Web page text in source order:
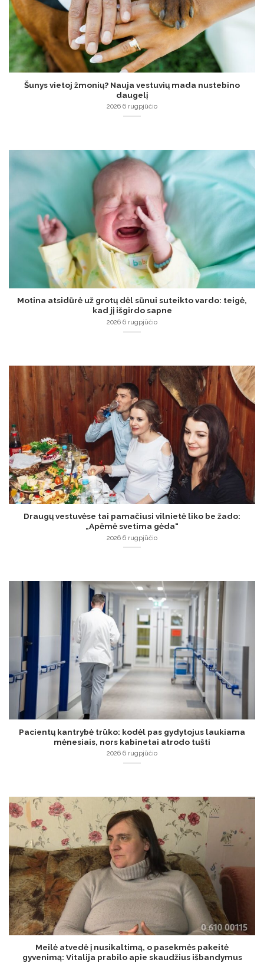
Šunys vietoj žmonių? Nauja vestuvių mada nustebino
daugelį
2026 6 rugpjūčio
Motina atsidūrė už grotų dėl sūnui suteikto vardo: teigė,
kad jį išgirdo sapne
2026 6 rugpjūčio
Draugų vestuvėse tai pamačiusi vilnietė liko be žado:
„Apėmė svetima gėda“
2026 6 rugpjūčio
Pacientų kantrybė trūko: kodėl pas gydytojus laukiama
mėnesiais, nors kabinetai atrodo tušti
2026 6 rugpjūčio
Meilė atvedė į nusikaltimą, o pasekmės pakeitė
gyvenimą: Vitalija prabilo apie skaudžius išbandymus